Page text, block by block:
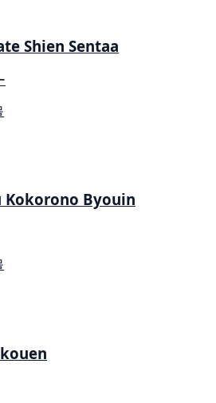
Shien Sentaa
Byouin